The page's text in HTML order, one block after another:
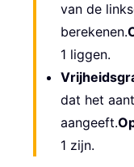
van de
berekenen.
1 liggen.
dat het
aangeeft.
1 zijn.